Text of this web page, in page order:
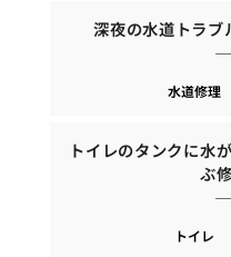
深夜の水道トラブ
水道修理
トイレのタンクに水
ぶ
トイレ